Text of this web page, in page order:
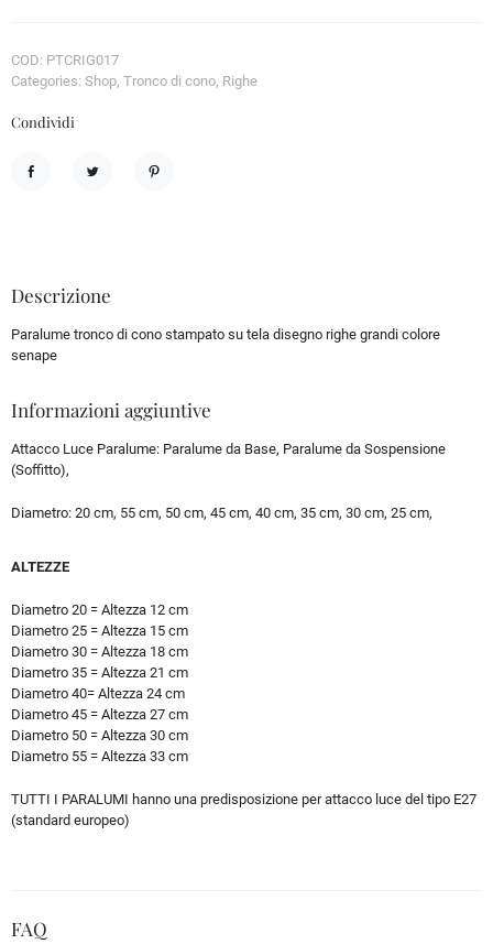
COD: PTCRIG017
Categories: Shop, Tronco di cono, Righe
Condividi
Descrizione
Paralume tronco di cono stampato su tela disegno righe grandi colore
senape
Informazioni aggiuntive
Attacco Luce Paralume: Paralume da Base, Paralume da Sospensione
(Soffitto),
Diametro: 20 cm, 55 cm, 50 cm, 45 cm, 40 cm, 35 cm, 30 cm, 25 cm,
ALTEZZE
Diametro 20 = Altezza 12 cm
Diametro 25 = Altezza 15 cm
Diametro 30 = Altezza 18 cm
Diametro 35 = Altezza 21 cm
Diametro 40= Altezza 24 cm
Diametro 45 = Altezza 27 cm
Diametro 50 = Altezza 30 cm
Diametro 55 = Altezza 33 cm
TUTTI I PARALUMI hanno una predisposizione per attacco luce del tipo E27
(standard europeo)
FAQ